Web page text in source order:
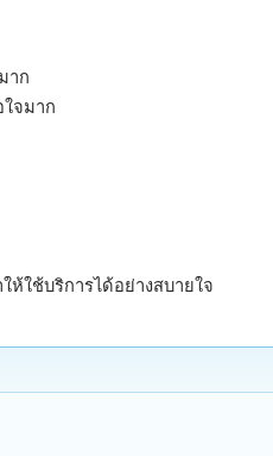
าก
ใจมาก
ห้ใช้บริการได้อย่างสบายใจ